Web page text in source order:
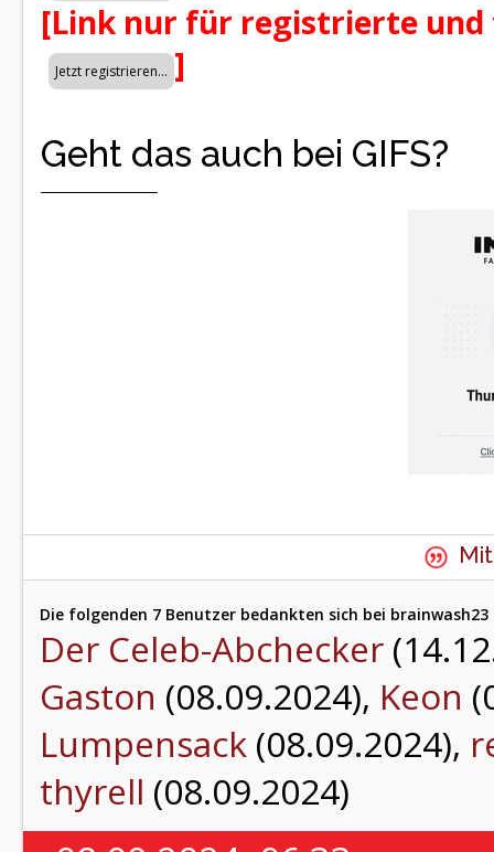
[Link nur für registrierte
]
Geht das auch bei GIFS?
Die folgenden 7 Benutzer bedankten sich bei
Der Celeb-Abchecker
Gaston (08.09.2024), Keon
Lumpensack (08.09.2024),
thyrell (08.09.2024)